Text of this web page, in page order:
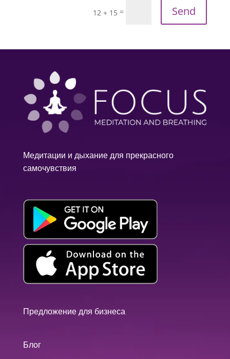
12 + 15 = Send
Медитации и дыхание для прекрасного
самочувствия
Предложение для бизнеса
Блог